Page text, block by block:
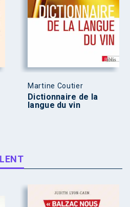
Martine Coutier
Dictionnaire de la
langue du vin